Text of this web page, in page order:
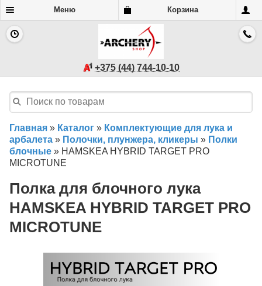
Меню Корзина
+375 (44) 744-10-10
Главная » Каталог » Комплектующие для лука и
арбалета » Полочки, плунжера, кликеры » Полки
блочные » HAMSKEA HYBRID TARGET PRO
MICROTUNE
Полка для блочного лука
HAMSKEA HYBRID TARGET PRO
MICROTUNE